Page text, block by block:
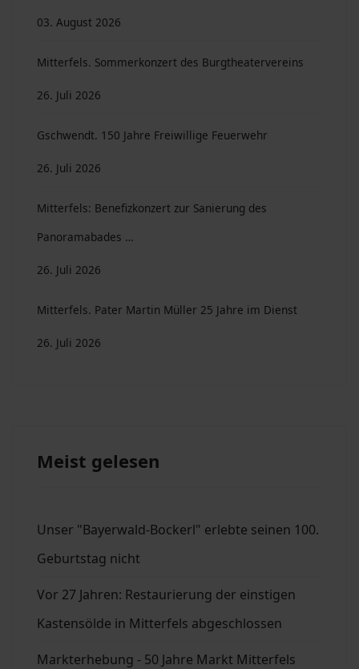
03. August 2026
Mitterfels. Sommerkonzert des Burgtheatervereins
26. Juli 2026
Gschwendt. 150 Jahre Freiwillige Feuerwehr
26. Juli 2026
Mitterfels: Benefizkonzert zur Sanierung des
Panoramabades …
26. Juli 2026
Mitterfels. Pater Martin Müller 25 Jahre im Dienst
26. Juli 2026
Meist gelesen
Unser "Bayerwald-Bockerl" erlebte seinen 100.
Geburtstag nicht
Vor 27 Jahren: Restaurierung der einstigen
Kastensölde in Mitterfels abgeschlossen
Markterhebung - 50 Jahre Markt Mitterfels